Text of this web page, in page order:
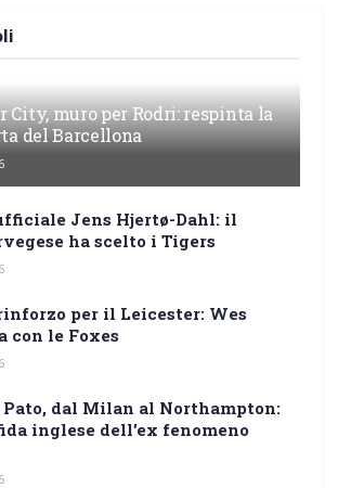
City, muro per Rodri: respinta la
del Barcellona
Jens Hjertø-Dahl: il
ha scelto i Tigers
per il Leicester: Wes
con le Foxes
dal Milan al Northampton:
inglese dell’ex fenomeno